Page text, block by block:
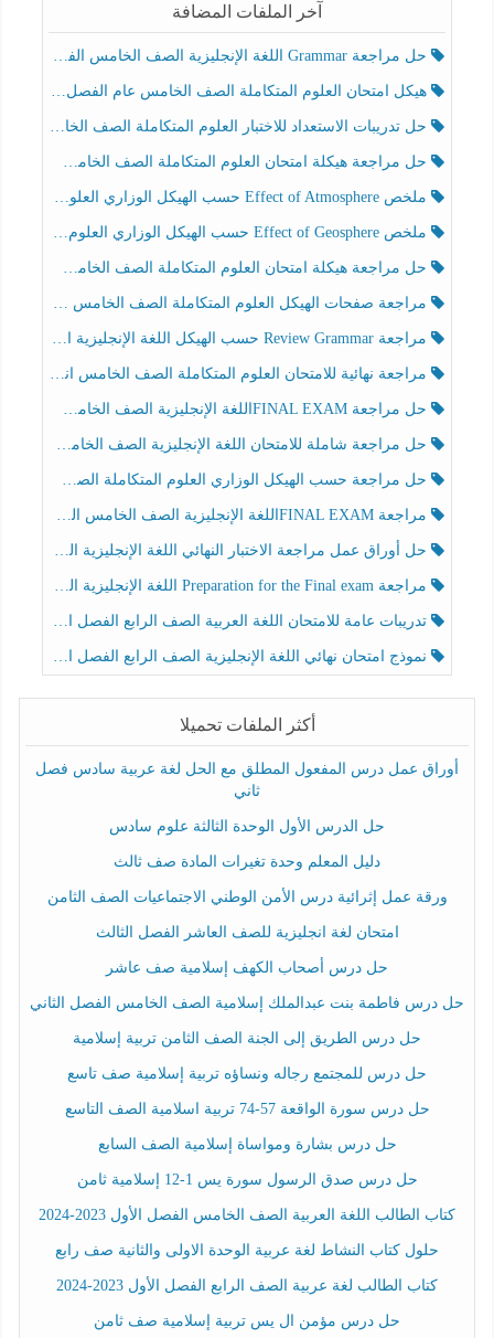
آخر الملفات المضافة
حل مراجعة Grammar اللغة الإنجليزية الصف الخامس الفصل الثالث
هيكل امتحان العلوم المتكاملة الصف الخامس عام الفصل الدراسي الثالث 2025-2026
حل تدريبات الاستعداد للاختبار العلوم المتكاملة الصف الخامس عام الفصل الثالث
حل مراجعة هيكلة امتحان العلوم المتكاملة الصف الخامس انسبير الفصل الثالث
ملخص Effect of Atmosphere حسب الهيكل الوزاري العلوم المتكاملة الصف الخامس انسبير الفصل الثالث
ملخص Effect of Geosphere حسب الهيكل الوزاري العلوم المتكاملة الصف الخامس انسبير الفصل الثالث
حل مراجعة هيكلة امتحان العلوم المتكاملة الصف الخامس عام الفصل الثالث
مراجعة صفحات الهيكل العلوم المتكاملة الصف الخامس انسبير الفصل الثالث
مراجعة Review Grammar حسب الهيكل اللغة الإنجليزية الصف الخامس الفصل الثالث
مراجعة نهائية للامتحان العلوم المتكاملة الصف الخامس انسبير الفصل الثالث
حل مراجعة FINAL EXAMاللغة الإنجليزية الصف الخامس الفصل الثالث
حل مراجعة شاملة للامتحان اللغة الإنجليزية الصف الخامس الفصل الثالث
حل مراجعة حسب الهيكل الوزاري العلوم المتكاملة الصف الخامس عام الفصل الثالث
مراجعة FINAL EXAMاللغة الإنجليزية الصف الخامس الفصل الثالث
حل أوراق عمل مراجعة الاختبار النهائي اللغة الإنجليزية الصف الرابع الفصل الثالث
مراجعة Preparation for the Final exam اللغة الإنجليزية الصف الرابع الفصل الثالث
تدريبات عامة للامتحان اللغة العربية الصف الرابع الفصل الثالث
نموذج امتحان نهائي اللغة الإنجليزية الصف الرابع الفصل الثالث
أكثر الملفات تحميلا
أوراق عمل درس المفعول المطلق مع الحل لغة عربية سادس فصل
ثاني
حل الدرس الأول الوحدة الثالثة علوم سادس
دليل المعلم وحدة تغيرات المادة صف ثالث
ورقة عمل إثرائية درس الأمن الوطني الاجتماعيات الصف الثامن
امتحان لغة انجليزية للصف العاشر الفصل الثالث
حل درس أصحاب الكهف إسلامية صف عاشر
حل درس فاطمة بنت عبدالملك إسلامية الصف الخامس الفصل الثاني
حل درس الطريق إلى الجنة الصف الثامن تربية إسلامية
حل درس للمجتمع رجاله ونساؤه تربية إسلامية صف تاسع
حل درس سورة الواقعة 57-74 تربية اسلامية الصف التاسع
حل درس بشارة ومواساة إسلامية الصف السابع
حل درس صدق الرسول سورة يس 1-12 إسلامية ثامن
كتاب الطالب اللغة العربية الصف الخامس الفصل الأول 2023-2024
حلول كتاب النشاط لغة عربية الوحدة الاولى والثانية صف رابع
كتاب الطالب لغة عربية الصف الرابع الفصل الأول 2023-2024
حل درس مؤمن ال يس تربية إسلامية صف ثامن